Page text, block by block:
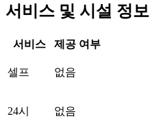
서비스 및 시설 정보
서비스 제공 여부
셀프 없음
24시 없음